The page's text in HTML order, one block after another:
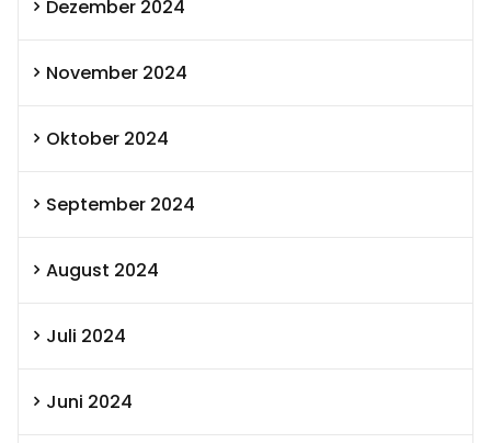
Dezember 2024
November 2024
Oktober 2024
September 2024
August 2024
Juli 2024
Juni 2024